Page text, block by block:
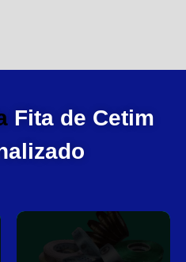
Fita de Cetim